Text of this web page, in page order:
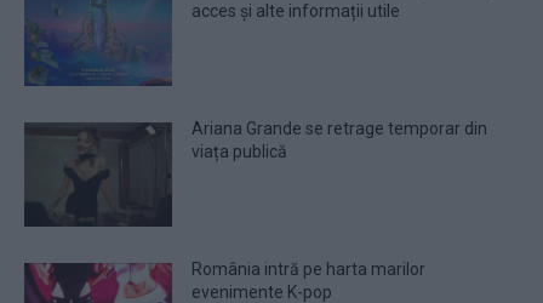
acces și alte informații utile
Ariana Grande se retrage temporar din
viața publică
România intră pe harta marilor
evenimente K-pop